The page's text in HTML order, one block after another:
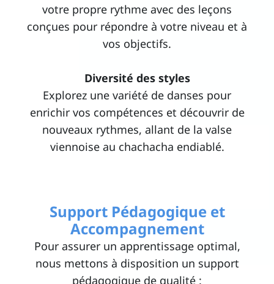
votre propre rythme avec des leçons
conçues pour répondre à votre niveau et à
vos objectifs.
Diversité des styles
Explorez une variété de danses pour
enrichir vos compétences et découvrir de
nouveaux rythmes, allant de la valse
viennoise au chachacha endiablé.
Support Pédagogique et
Accompagnement
Pour assurer un apprentissage optimal,
nous mettons à disposition un support
pédagogique de qualité :